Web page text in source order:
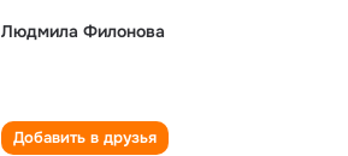
Людмила Филонова
Добавить в друзья